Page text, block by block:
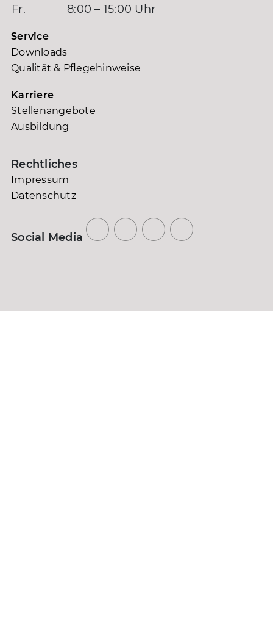
Fr.
8:00 – 15:00 Uhr
Service
Downloads
Qualität & Pflegehinweise
Karriere
Stellenangebote
Ausbildung
Rechtliches
Impressum
Datenschutz
Social Media